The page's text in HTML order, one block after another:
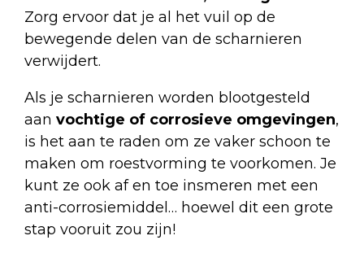
Zorg ervoor dat je al het vuil op de
bewegende delen van de scharnieren
verwijdert.
Als je scharnieren worden blootgesteld
aan vochtige of corrosieve omgevingen,
is het aan te raden om ze vaker schoon te
maken om roestvorming te voorkomen. Je
kunt ze ook af en toe insmeren met een
anti-corrosiemiddel… hoewel dit een grote
stap vooruit zou zijn!